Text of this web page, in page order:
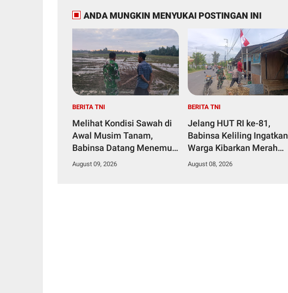
ANDA MUNGKIN MENYUKAI POSTINGAN INI
BERITA TNI
Melihat Kondisi Sawah di
Awal Musim Tanam,
Babinsa Datang Menemui
Petani
August 09, 2026
BERITA TNI
Jelang HUT RI ke-81,
Babinsa Keliling Ingatkan
Warga Kibarkan Merah
Putih
August 08, 2026